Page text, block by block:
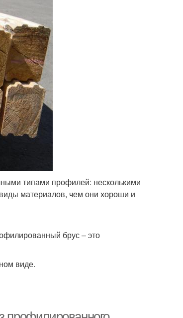
типами профилей: несколькими
материалов, чем они хороши и
брус – это
виде.